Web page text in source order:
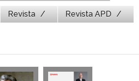
Revista Revista APD